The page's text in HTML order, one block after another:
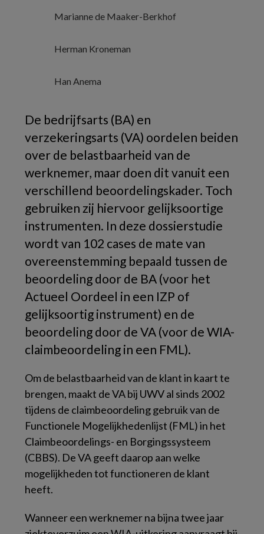
Marianne de Maaker-Berkhof
Herman Kroneman
Han Anema
De bedrijfsarts (BA) en
verzekeringsarts (VA) oordelen beiden
over de belastbaarheid van de
werknemer, maar doen dit vanuit een
verschillend beoordelingskader. Toch
gebruiken zij hiervoor gelijksoortige
instrumenten. In deze dossierstudie
wordt van 102 cases de mate van
overeenstemming bepaald tussen de
beoordeling door de BA (voor het
Actueel Oordeel in een IZP of
gelijksoortig instrument) en de
beoordeling door de VA (voor de WIA-
claimbeoordeling in een FML).
Om de belastbaarheid van de klant in kaart te
brengen, maakt de VA bij UWV al sinds 2002
tijdens de claimbeoordeling gebruik van de
Functionele Mogelijkhedenlijst (FML) in het
Claimbeoordelings- en Borgingssysteem
(CBBS). De VA geeft daarop aan welke
mogelijkheden tot functioneren de klant
heeft.
Wanneer een werknemer na bijna twee jaar